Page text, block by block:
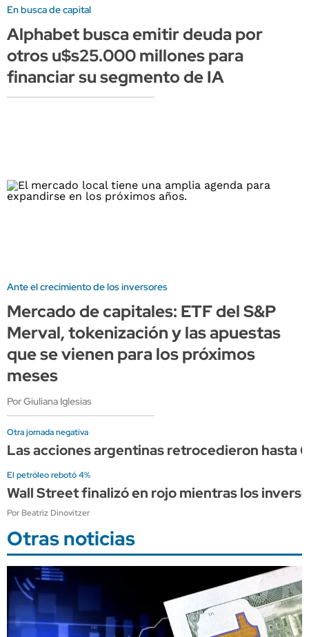
En busca de capital
Alphabet busca emitir deuda por
otros u$s25.000 millones para
financiar su segmento de IA
Ante el crecimiento de los inversores
Mercado de capitales: ETF del S&P
Merval, tokenización y las apuestas
que se vienen para los próximos
meses
Por Giuliana Iglesias
Otra jornada negativa
Las acciones argentinas retrocedieron hasta
El petróleo rebotó 4%
Wall Street finalizó en rojo mientras los
Por Beatriz Dinovitzer
Otras noticias